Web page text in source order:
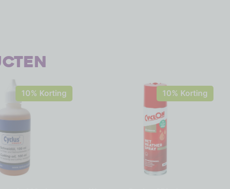
10% Korting 10% Korting